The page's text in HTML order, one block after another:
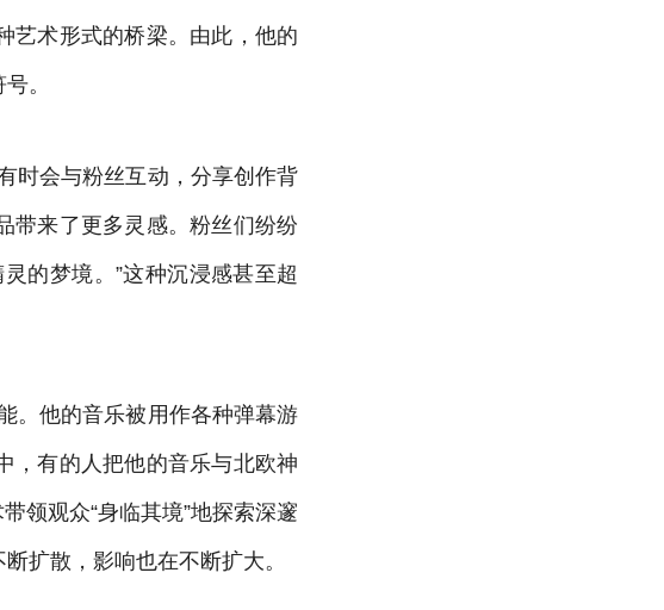
术形式的桥梁。由此，他的
。
时会与粉丝互动，分享创作背
带来了更多灵感。粉丝们纷纷
的梦境。”这种沉浸感甚至超
。他的音乐被用作各种弹幕游
，有的人把他的音乐与北欧神
领观众“身临其境”地探索深邃
扩散，影响也在不断扩大。